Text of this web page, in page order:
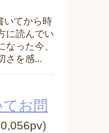
いてから時
に読んでい
った今、
さを感...
お問